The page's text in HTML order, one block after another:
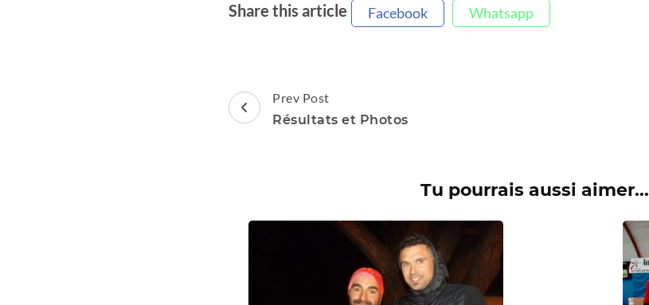
Share this article Facebook Whatsapp
Post
Navigation
Prev Post
Résultats et Photos
Tu pourrais aussi aimer...